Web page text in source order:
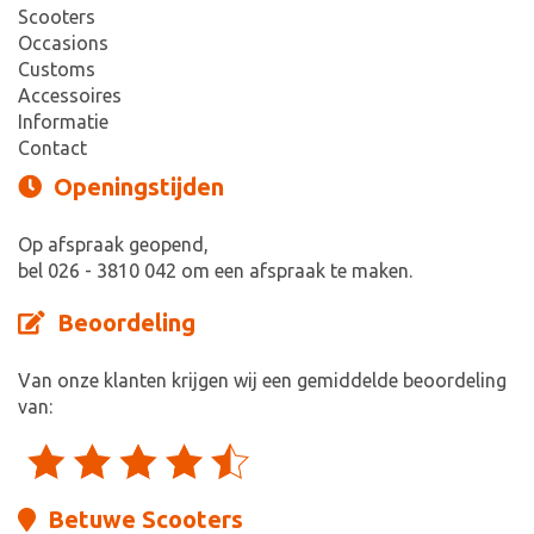
Scooters
Occasions
Customs
Accessoires
Informatie
Contact
Openingstijden
Op afspraak geopend,
bel 026 - 3810 042 om een afspraak te maken.
Beoordeling
Van onze klanten krijgen wij een gemiddelde beoordeling
van:
Betuwe Scooters